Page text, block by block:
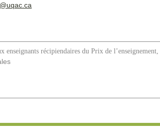
enseignants récipiendaires du Prix de l’enseignement,